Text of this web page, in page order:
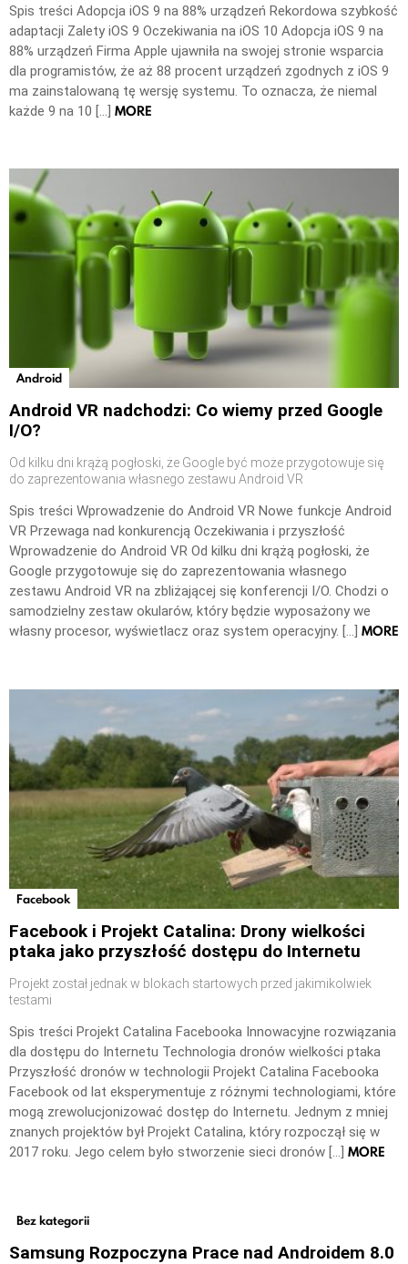
Spis treści Adopcja iOS 9 na 88% urządzeń Rekordowa szybkość
adaptacji Zalety iOS 9 Oczekiwania na iOS 10 Adopcja iOS 9 na
88% urządzeń Firma Apple ujawniła na swojej stronie wsparcia
dla programistów, że aż 88 procent urządzeń zgodnych z iOS 9
ma zainstalowaną tę wersję systemu. To oznacza, że niemal
każde 9 na 10 […] MORE
Android
Android VR nadchodzi: Co wiemy przed Google
I/O?
Od kilku dni krążą pogłoski, że Google być może przygotowuje się
do zaprezentowania własnego zestawu Android VR
Spis treści Wprowadzenie do Android VR Nowe funkcje Android
VR Przewaga nad konkurencją Oczekiwania i przyszłość
Wprowadzenie do Android VR Od kilku dni krążą pogłoski, że
Google przygotowuje się do zaprezentowania własnego
zestawu Android VR na zbliżającej się konferencji I/O. Chodzi o
samodzielny zestaw okularów, który będzie wyposażony we
własny procesor, wyświetlacz oraz system operacyjny. […] MORE
Facebook
Facebook i Projekt Catalina: Drony wielkości
ptaka jako przyszłość dostępu do Internetu
Projekt został jednak w blokach startowych przed jakimikolwiek
testami
Spis treści Projekt Catalina Facebooka Innowacyjne rozwiązania
dla dostępu do Internetu Technologia dronów wielkości ptaka
Przyszłość dronów w technologii Projekt Catalina Facebooka
Facebook od lat eksperymentuje z różnymi technologiami, które
mogą zrewolucjonizować dostęp do Internetu. Jednym z mniej
znanych projektów był Projekt Catalina, który rozpoczął się w
2017 roku. Jego celem było stworzenie sieci dronów […] MORE
Bez kategorii
Samsung Rozpoczyna Prace nad Androidem 8.0